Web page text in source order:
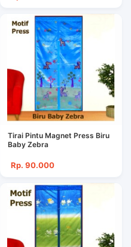
Tirai Pintu Magnet Press Biru
Baby Zebra
Rp. 90.000